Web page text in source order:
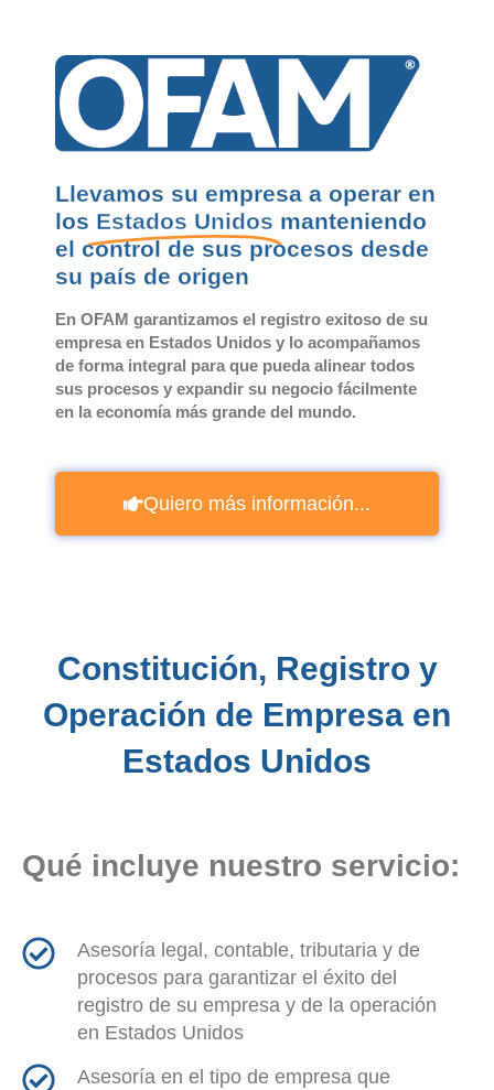
Llevamos su empresa a operar en
los Estados Unidos manteniendo
el control de sus procesos desde
su país de origen
En OFAM garantizamos el registro exitoso de su
empresa en Estados Unidos y lo acompañamos
de forma integral para que pueda alinear todos
sus procesos y expandir su negocio fácilmente
en la economía más grande del mundo.
Quiero más información...
Constitución, Registro y
Operación de Empresa en
Estados Unidos
Qué incluye nuestro servicio:
Asesoría legal, contable, tributaria y de
procesos para garantizar el éxito del
registro de su empresa y de la operación
en Estados Unidos
Asesoría en el tipo de empresa que